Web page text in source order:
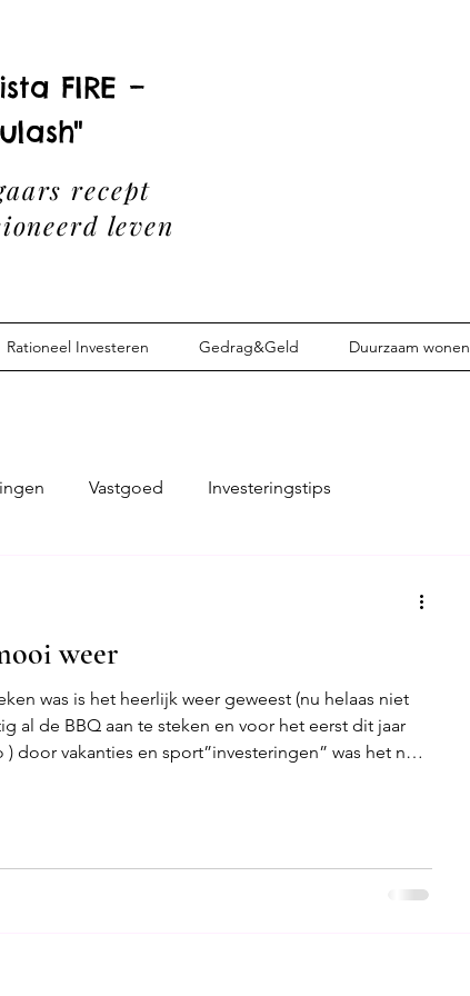
FIRE –
recept
leven
Rationeel Investeren Gedrag&Geld Duurzaam wonen
Vastgoed Investeringstips
weer
was is het heerlijk weer geweest (nu helaas niet
al de BBQ aan te steken en voor het eerst dit jaar
door vakanties en sport”investeringen” was het nu